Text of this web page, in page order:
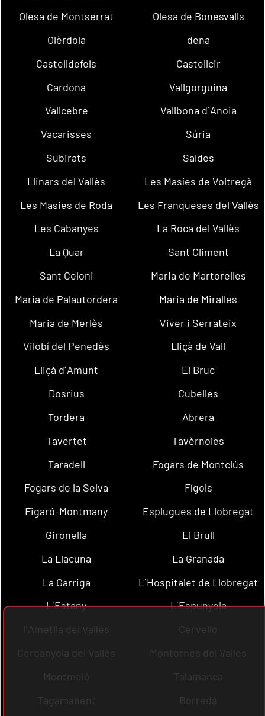
Olesa de Montserrat
Olesa de Bonesvalls
Olèrdola
dena
Castelldefels
Castellcir
Cardona
Vallgorguina
Vallcebre
Vallbona d´Anoia
Vacarisses
Súria
Subirats
Saldes
Llinars del Vallès
Les Masíes de Voltregà
Les Masies de Roda
Les Franqueses del Vallès
Les Cabanyes
La Roca del Vallès
La Quar
Sant Climent
Sant Celoni
Maria de Martorelles
Maria de Palautordera
Maria de Miralles
Maria de Merlès
Viver i Serrateix
Vilobí del Penedès
Lliçà de Vall
Lliçà d´Amunt
El Bruc
Dosrius
Cubelles
Tordera
Abrera
Tavertet
Tavèrnoles
Taradell
Fogars de Montclús
Fogars de la Selva
Fígols
Figaró-Montmany
Esplugues de Llobregat
Gironella
El Brull
La Llacuna
La Granada
La Garriga
L´Hospitalet de Llobregat
L´Estany
L´Espunyola
l´Ametlla del Vallès
Cervelló
Cerdanyola del Vallès
Montornès del Vallès
Montmeló
Talamanca
Tagamanent
Borredà